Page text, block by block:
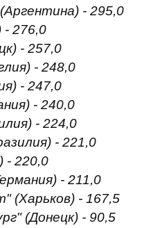
- 295,0
- 276,0
- 257,0
- 248,0
- 247,0
- 240,0
- 224,0
- 221,0
- 220,0
- 211,0
(Харьков) - 167,5
(Донецк) - 90,5